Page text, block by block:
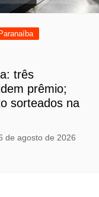
Paranaíba
três
prêmio;
sorteados na
de agosto de 2026